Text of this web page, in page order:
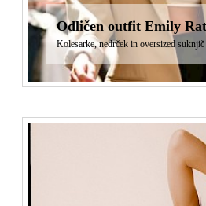
Odličen outfit Emily
Kolesarke, nedrček in oversized suknjič